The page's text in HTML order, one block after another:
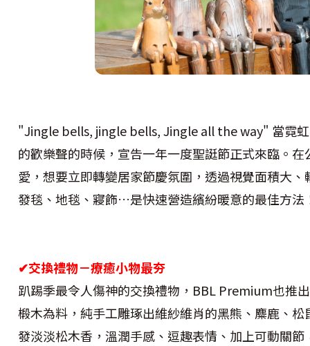
"Jingle bells, jingle bells, Jingle all the way" 當霓
的歡樂聲的時候，宣告一年一度聖誔節正式來臨。
愛，想要立即轉變居家節慶氛圍，透過視覺面積大
發毯、地毯、寢飾…是快速營造繽紛暖意的最佳方法
✔交換禮物－療癒小物最夯
趴踢季最令人傷神的交換禮物，BBL Premium也推
椴木為料，純手工雕琢出維紗維肖的黑熊、麋鹿、
發淡淡松木香，溫潤手感、逗趣表情、加上可動關